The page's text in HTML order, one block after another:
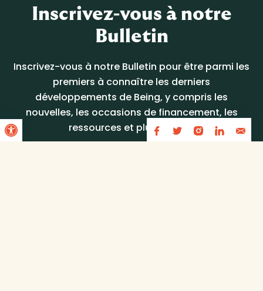
Open toolbar
Inscrivez-vous à notre
Bulletin
Inscrivez-vous à notre Bulletin pour être parmi les
premiers à connaître les derniers
développements de Being, y compris les
nouvelles, les occasions de financement, les
ressources et plus encore.